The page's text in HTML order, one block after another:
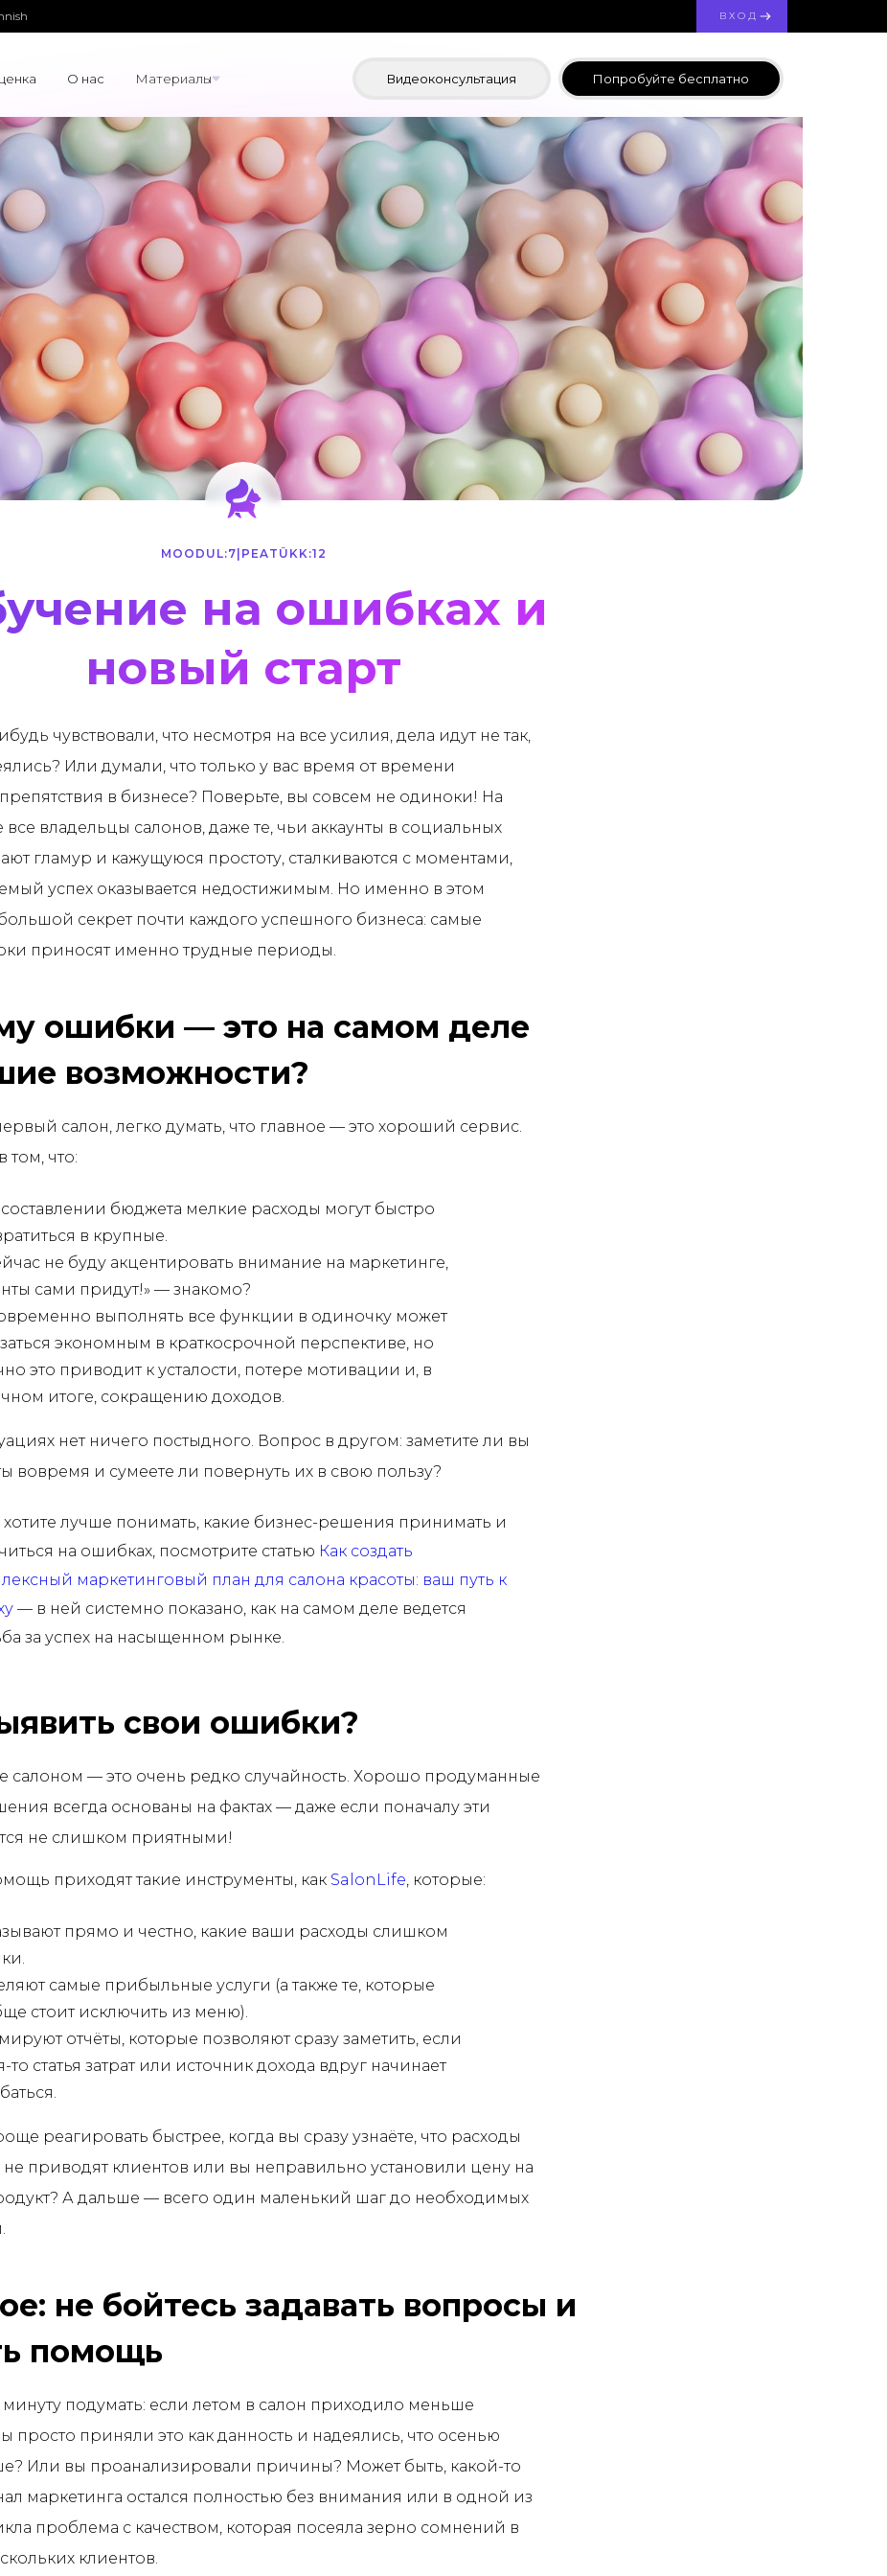
ВХОД
О нас Материалы Видеоконсультация Попробуйте бесплатно
MOODUL:7 PEATÜKK:12
на ошибках и
новый старт
чувствовали, что несмотря на все усилия, дела идут не так,
Или думали, что только у вас время от времени
в бизнесе? Поверьте, вы совсем не одиноки! На
владельцы салонов, даже те, чьи аккаунты в социальных
гламур и кажущуюся простоту, сталкиваются с моментами,
успех оказывается недостижимым. Но именно в этом
секрет почти каждого успешного бизнеса: самые
приносят именно трудные периоды.
ошибки — это на самом деле
возможности?
салон, легко думать, что главное — это хороший сервис.
том, что:
бюджета мелкие расходы могут быстро
в крупные.
не буду акцентировать внимание на маркетинге,
сами придут!» — знакомо?
выполнять все функции в одиночку может
экономным в краткосрочной перспективе, но
это приводит к усталости, потере мотивации и, в
итоге, сокращению доходов.
нет ничего постыдного. Вопрос в другом: заметите ли вы
вовремя и сумеете ли повернуть их в свою пользу?
хотите лучше понимать, какие бизнес-решения принимать и
на ошибках, посмотрите статью Как создать
маркетинговый план для салона красоты: ваш путь к
— в ней системно показано, как на самом деле ведется
за успех на насыщенном рынке.
свои ошибки?
салоном — это очень редко случайность. Хорошо продуманные
всегда основаны на фактах — даже если поначалу эти
не слишком приятными!
приходят такие инструменты, как SalonLife, которые:
прямо и честно, какие ваши расходы слишком
самые прибыльные услуги (а также те, которые
стоит исключить из меню).
отчёты, которые позволяют сразу заметить, если
то статья затрат или источник дохода вдруг начинает
реагировать быстрее, когда вы сразу узнаёте, что расходы
не приводят клиентов или вы неправильно установили цену на
А дальше — всего один маленький шаг до необходимых
не бойтесь задавать вопросы и
помощь
минуту подумать: если летом в салон приходило меньше
просто приняли это как данность и надеялись, что осенью
Или вы проанализировали причины? Может быть, какой-то
маркетинга остался полностью без внимания или в одной из
проблема с качеством, которая посеяла зерно сомнений в
клиентов.